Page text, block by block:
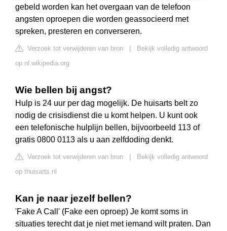
gebeld worden kan het overgaan van de telefoon
angsten oproepen die worden geassocieerd met
spreken, presteren en converseren.
Verzoek tot verwijderen van bron
Bekijk volledig antwoord
op nl.wikipedia.org
Wie bellen bij angst?
Hulp is 24 uur per dag mogelijk. De huisarts belt zo
nodig de crisisdienst die u komt helpen. U kunt ook
een telefonische hulplijn bellen, bijvoorbeeld 113 of
gratis 0800 0113 als u aan zelfdoding denkt.
Verzoek tot verwijderen van bron
Bekijk volledig antwoord
op thuisarts.nl
Kan je naar jezelf bellen?
'Fake A Call' (Fake een oproep) Je komt soms in
situaties terecht dat je niet met iemand wilt praten. Dan